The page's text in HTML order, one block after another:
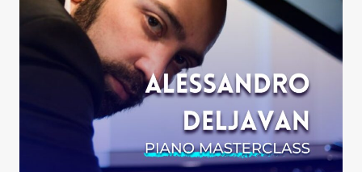
FORMAZIONE
CON
OSCAR
GHIGLIA
A
PROFESSORE